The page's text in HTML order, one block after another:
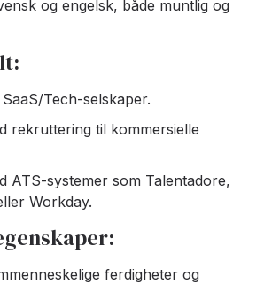
og engelsk, både muntlig og
Tech-selskaper.
rekruttering til kommersielle
ATS-systemer som Talentadore,
Workday.
ferdigheter og